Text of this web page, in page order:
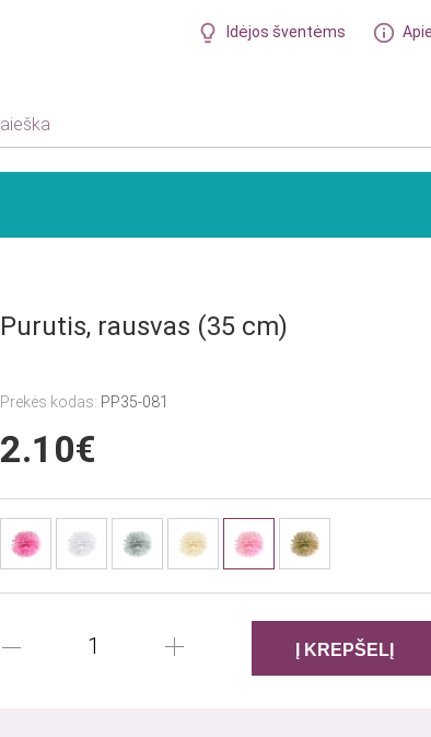
Idėjos šventėms
Purutis, rausvas (35 cm)
Prekės kodas: PP35-081
2.10€